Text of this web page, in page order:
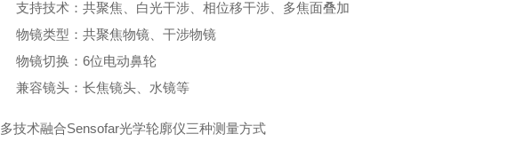
支持技术：共聚焦、白光干涉、相位移干涉、多焦面叠加
物镜类型：共聚焦物镜、干涉物镜
物镜切换：6位电动鼻轮
兼容镜头：长焦镜头、水镜等
多技术融合Sensofar光学轮廓仪三种测量方式